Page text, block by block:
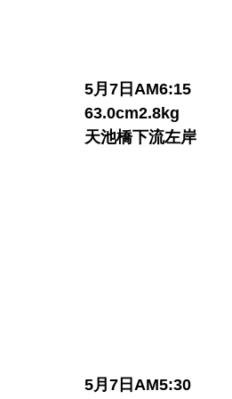
5月7日AM6:15
63.0cm2.8kg
天池橋下流左岸
福井
5月7日AM5:30